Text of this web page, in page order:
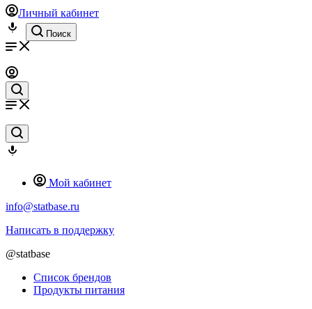
Личный кабинет
Поиск
Мой кабинет
info@statbase.ru
Написать в поддержку
@statbase
Список брендов
Продукты питания